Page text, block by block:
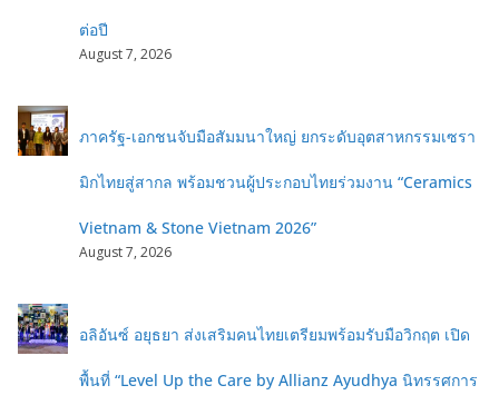
ต่อปี
August 7, 2026
ภาครัฐ-เอกชนจับมือสัมมนาใหญ่ ยกระดับอุตสาหกรรมเซรา
มิกไทยสู่สากล พร้อมชวนผู้ประกอบไทยร่วมงาน “Ceramics
Vietnam & Stone Vietnam 2026”
August 7, 2026
อลิอันซ์ อยุธยา ส่งเสริมคนไทยเตรียมพร้อมรับมือวิกฤต เปิด
พื้นที่ “Level Up the Care by Allianz Ayudhya นิทรรศการ